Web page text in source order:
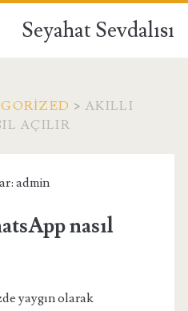
Seyahat Sevdalısı
> AKILLI
AÇILIR
admin
nasıl
yaygın olarak